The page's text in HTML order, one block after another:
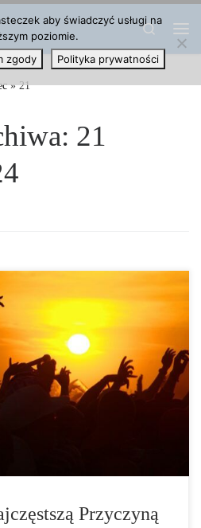
Search
» 21
21
z narkotykami na festiwalach w
jest ich najczęstszą przyczyną.
Przyczyną
aby świadczyć usługi na
poziomie.
zgody Polityka prywatności